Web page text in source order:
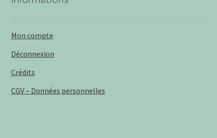
Mon compte
Déconnexion
Crédits
CGV – Données personnelles